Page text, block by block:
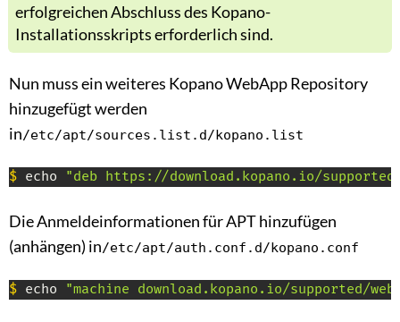
erfolgreichen Abschluss des Kopano-
Installationsskripts erforderlich sind.
Nun muss ein weiteres Kopano WebApp Repository
hinzugefügt werden
in/etc/apt/sources.list.d/kopano.list
$ echo "deb https://download.kopano.io/
Die Anmeldeinformationen für APT hinzufügen
(anhängen) in/etc/apt/auth.conf.d/kopano.conf
$ echo "machine download.kopano.io/supported/